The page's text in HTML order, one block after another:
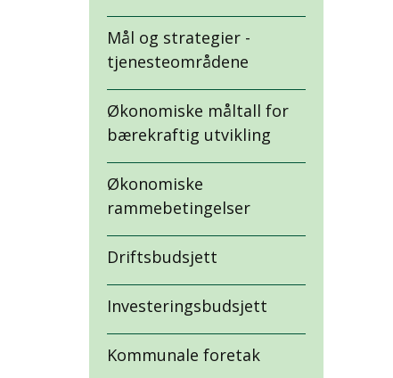
Mål og strategier -
tjenesteområdene
Økonomiske måltall for
bærekraftig utvikling
Økonomiske
rammebetingelser
Driftsbudsjett
Investeringsbudsjett
Kommunale foretak